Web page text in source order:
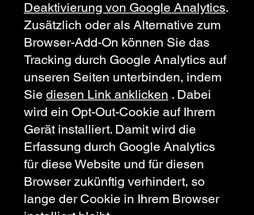
Deaktivierung von Google Analytics.
Zusätzlich oder als Alternative zum
Browser-Add-On können Sie das
Tracking durch Google Analytics auf
unseren Seiten unterbinden, indem
Sie diesen Link anklicken . Dabei
wird ein Opt-Out-Cookie auf Ihrem
Gerät installiert. Damit wird die
Erfassung durch Google Analytics
für diese Website und für diesen
Browser zukünftig verhindert, so
lange der Cookie in Ihrem Browser